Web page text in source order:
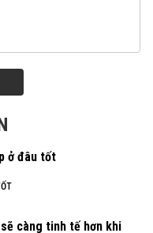
càng tinh tế hơn khi